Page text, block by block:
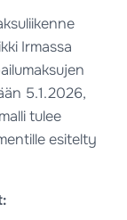
Irmassa
5.1.2026,
tulee
esitelty